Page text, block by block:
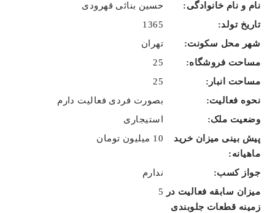
حسین بنائی قهرودی
1365
تهران
25
25
بصورت فردی فعالیت دارم
استیجاری
10 میلیون تومان
ندارم
5